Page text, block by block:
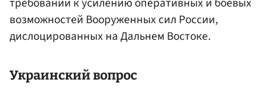
возможностей Вооруженных сил России,
дислоцированных на Дальнем Востоке.
Украинский вопрос